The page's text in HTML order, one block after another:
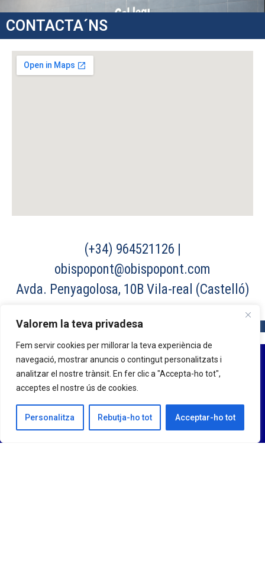
Valorem la teva privadesa
Fem servir cookies per millorar la teva experiència de
navegació, mostrar anuncis o contingut personalitzats i
analitzar el nostre trànsit. En fer clic a "Accepta-ho tot",
acceptes el nostre ús de cookies.
Personalitza Rebutja-ho tot Acceptar-ho tot
CONTACTA´NS
(+34) 964521126 |
obispopont@obispopont.com
Avda. Penyagolosa, 10B Vila-real (Castelló)